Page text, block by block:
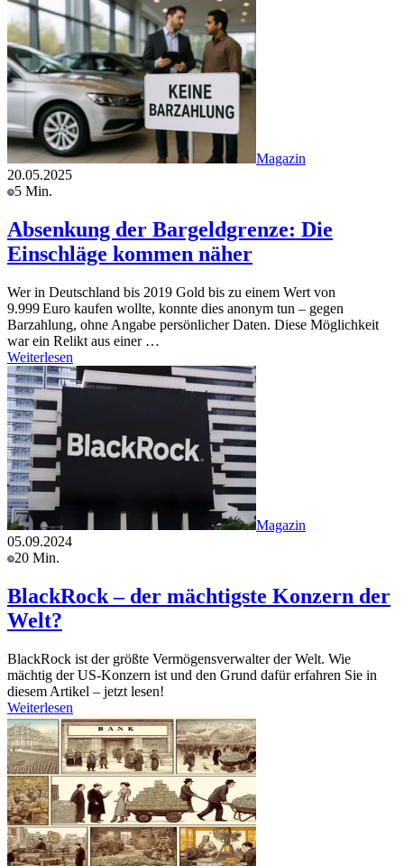
Magazin
20.05.2025
5 Min.
Absenkung der Bargeldgrenze: Die
Einschläge kommen näher
Wer in Deutschland bis 2019 Gold bis zu einem Wert von
9.999 Euro kaufen wollte, konnte dies anonym tun – gegen
Barzahlung, ohne Angabe persönlicher Daten. Diese Möglichkeit
war ein Relikt aus einer …
Weiterlesen
Magazin
05.09.2024
20 Min.
BlackRock – der mächtigste Konzern der
Welt?
BlackRock ist der größte Vermögensverwalter der Welt. Wie
mächtig der US-Konzern ist und den Grund dafür erfahren Sie in
diesem Artikel – jetzt lesen!
Weiterlesen